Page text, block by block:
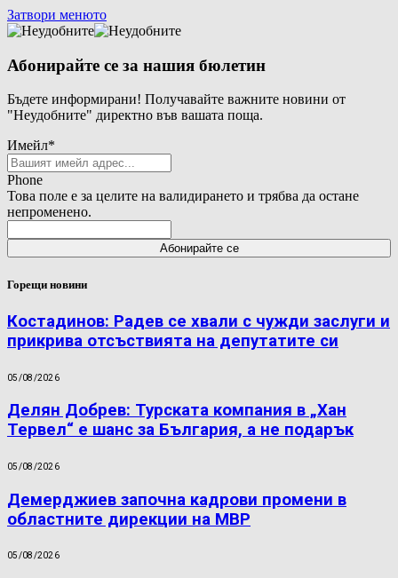
Затвори менюто
Абонирайте се за нашия бюлетин
Бъдете информирани! Получавайте важните новини от
"Неудобните" директно във вашата поща.
Имейл*
Phone
Това поле е за целите на валидирането и трябва да остане
непроменено.
Горещи новини
Костадинов: Радев се хвали с чужди заслуги и
прикрива отсъствията на депутатите си
05/08/2026
Делян Добрев: Турската компания в „Хан
Тервел“ е шанс за България, а не подарък
05/08/2026
Демерджиев започна кадрови промени в
областните дирекции на МВР
05/08/2026